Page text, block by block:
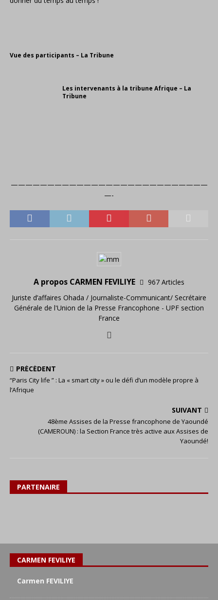
Vue des participants – La Tribune
Les intervenants à la tribune Afrique – La
Tribune
———————————————————————————
—-
A propos CARMEN FEVILIYE
967 Articles
Juriste d’affaires Ohada / Journaliste-Communicant/ Secrétaire
Générale de l'Union de la Presse Francophone - UPF section
France
PRÉCÉDENT
“Paris City life ” : La « smart city » ou le défi d’un modèle propre à
l’Afrique
SUIVANT
48ème Assises de la Presse francophone de Yaoundé
(CAMEROUN) : la Section France très active aux Assises de
Yaoundé!
PARTENAIRE
CARMEN FEVILIYE
Carmen FEVILIYE